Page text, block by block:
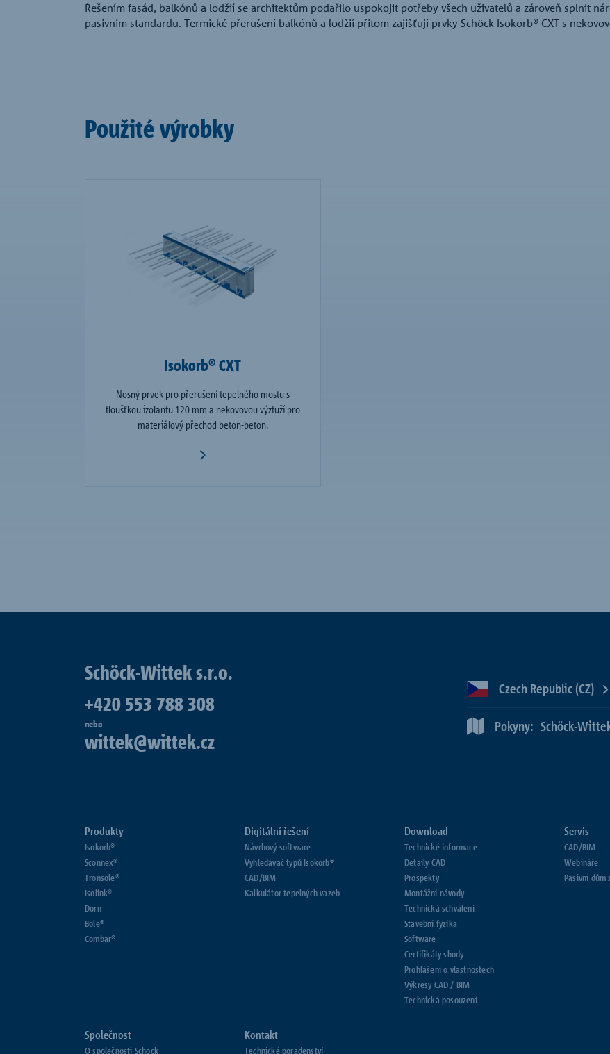
Řešením fasád, balkónů a lodžií se architektům podařilo uspokojit potřeby všech uživatelů a zároveň splnit
pasivním standardu. Termické přerušení balkónů a lodžií přitom zajišťují prvky Schöck Isokorb® CXT s
Použité výrobky
Isokorb® CXT
Nosný prvek pro přerušení tepelného mostu s
tloušťkou izolantu 120 mm a nekovovou výztuží pro
materiálový přechod beton-beton.
Schöck-Wittek s.r.o.
+420 553 788 308
nebo
wittek@wittek.cz
Czech Republic (CZ)
Pokyny: Schöck-
Produkty
Isokorb®
Sconnex®
Tronsole®
Isolink®
Dorn
Bole®
Combar®
Digitální řešení
Návrhový software
Vyhledávač typů Isokorb®
CAD/BIM
Kalkulátor tepelných vazeb
Download
Technické informace
Detaily CAD
Prospekty
Montážní návody
Technická schválení
Stavební fyzika
Software
Certifikáty shody
Prohlášení o vlastnostech
Výkresy CAD / BIM
Technická posouzení
Servis
CAD/BIM
Webináře
Pasivní dům
Společnost
O společnosti Schöck
Kontakt
Technické poradenství